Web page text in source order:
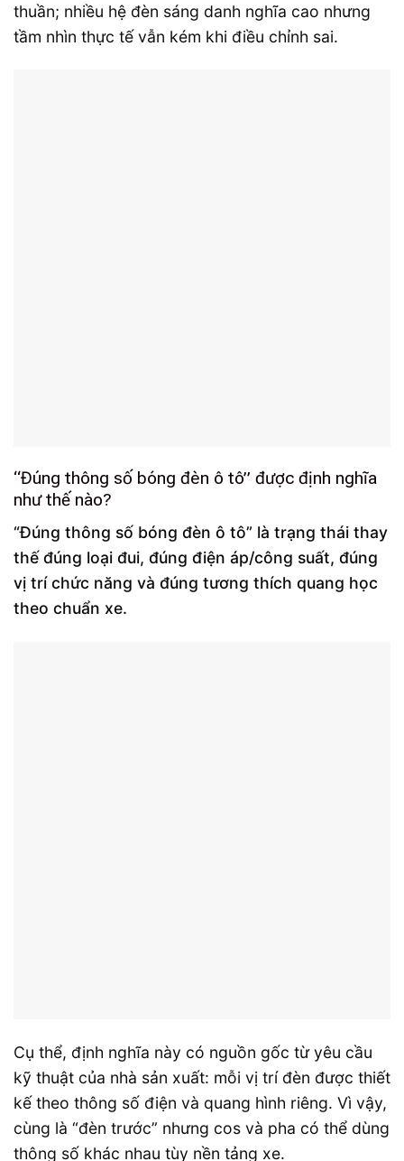
thuần; nhiều hệ đèn sáng danh nghĩa cao nhưng
tầm nhìn thực tế vẫn kém khi điều chỉnh sai.
“Đúng thông số bóng đèn ô tô” được định nghĩa
như thế nào?
“Đúng thông số bóng đèn ô tô” là trạng thái thay
thế đúng loại đui, đúng điện áp/công suất, đúng
vị trí chức năng và đúng tương thích quang học
theo chuẩn xe.
Cụ thể, định nghĩa này có nguồn gốc từ yêu cầu
kỹ thuật của nhà sản xuất: mỗi vị trí đèn được thiết
kế theo thông số điện và quang hình riêng. Vì vậy,
cùng là “đèn trước” nhưng cos và pha có thể dùng
thông số khác nhau tùy nền tảng xe.